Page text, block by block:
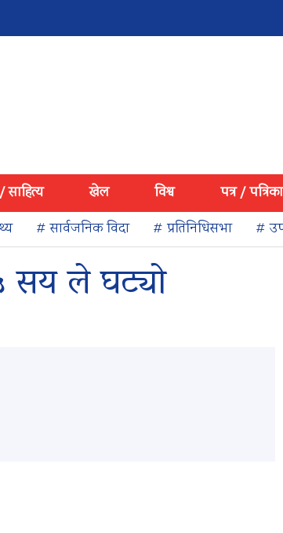
साहित्य खेल विश्व पत्र / पत्रिका
# सार्वजनिक विदा # प्रतिनिधिसभा #
सय ले घट्यो